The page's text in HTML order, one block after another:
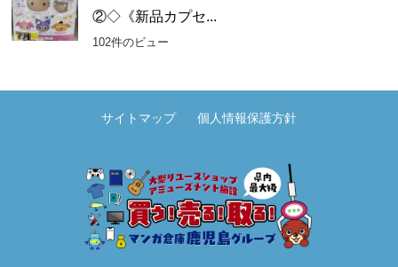
②◇《新品カプセ...
102件のビュー
サイトマップ 個人情報保護方針